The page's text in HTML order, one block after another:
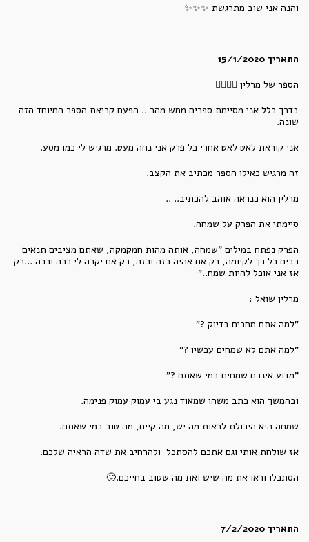
והנה אני שוב מתרגשת ✨✨✨
התאריך 15/1/2020
הספר של מרלין 🧙‍♀️🧙‍♂️
בדרך כלל אני מסיימת ספרים ממש מהר .. הפעם קריאת הספר המיוחד הזה
שונה.
אני קוראת לאט לאט אחרי כל פרק אני נחה מעט. מרגיש לי כמו מסע.
זה מרגיש כאילו הספר מכתיב את הקצב.
מרלין הוא כנראה אוהב להכתיב.. ..
סיימתי את הפרק על שמחה.
הפרק נפתח במילים "שמחה, אותה מהות חמקמקה, שאתם מציבים תנאים
רבים כל כך לקיומה, רק אם אהיה כזה וכזה, רק אם יקרה לי ככה וככה ...רק
אז אני אוכל להיות שמח.."
מרלין שואל :
"למה אתם מחכים בדיוק ?"
"למה אתם לא שמחים עכשיו ?"
"מדוע אינכם שמחים במי שאתם ?"
ובהמשך הוא כתב משהו שמאוד נגע בי עמוק עמוק פנימה.
שמחה היא היכולת לראות מה יש, מה קיים, מה טוב במי שאתם.
אז שולחת אותי וגם אתכם להסתכל ולהרחיב את שדה הראיה שלכם.
הסתכלו וראו את מה שיש ואת מה שטוב בחייכם.🙂
התאריך 7/2/2020